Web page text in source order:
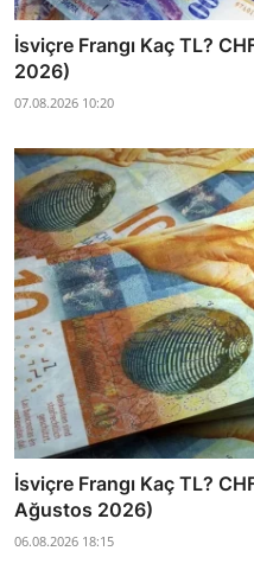
İsviçre Frangı Kaç TL?
2026)
07.08.2026 10:20
İsviçre Frangı Kaç TL?
Ağustos 2026)
06.08.2026 18:15